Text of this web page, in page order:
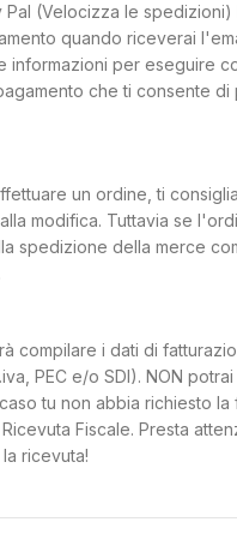
(Velocizza le spedizioni)
quando riceverai
informazioni per eseguire
che ti consente di
un ordine, ti
modifica. Tuttavia se
spedizione della merce
compilare i dati di
PEC e/o SDI). NON
tu non abbia richiesto la
Fiscale. Presta
ricevuta!